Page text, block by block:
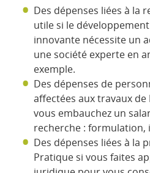
Des dépenses liées à la
utile si le
innovante nécessite un
une société experte en
exemple.
Des dépenses de
affectées aux travaux de
vous embauchez un
recherche :
Des dépenses liées à la
Pratique si vous faites